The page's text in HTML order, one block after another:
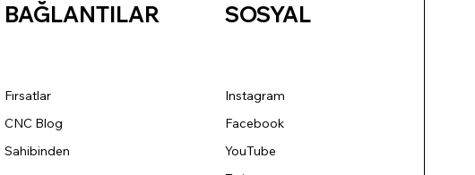
BAĞLANTILAR
Fırsatlar
CNC Blog
Sahibinden
SOSYAL
Instagram
Facebook
YouTube